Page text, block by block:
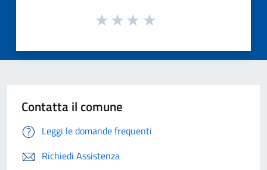
Contatta il comune
Leggi le domande frequenti
Richiedi Assistenza